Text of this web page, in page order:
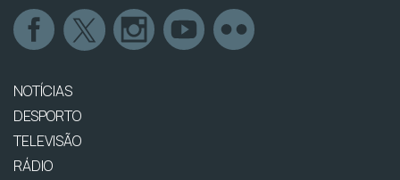
NOTÍCIAS
DESPORTO
TELEVISÃO
RÁDIO